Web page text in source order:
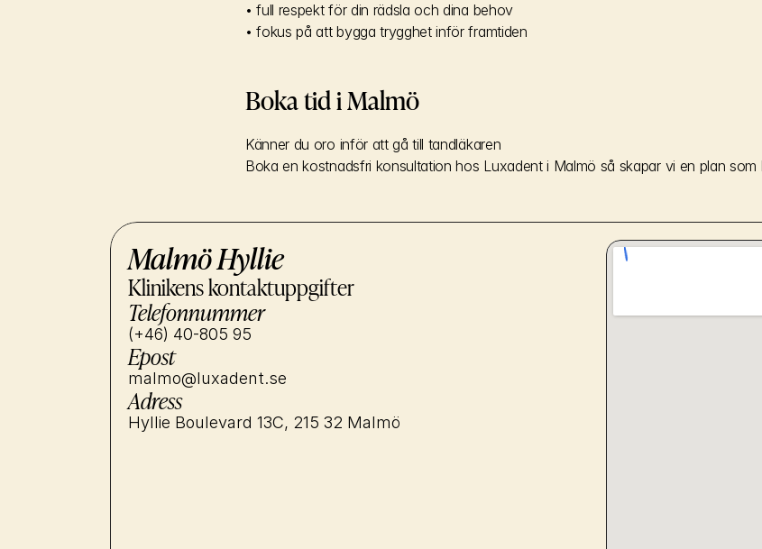
• full respekt för din rädsla och dina behov
• fokus på att bygga trygghet inför framtiden
Boka tid i Malmö
Känner du oro inför att gå till tandläkaren
Boka en kostnadsfri konsultation hos Luxadent i Malmö så skapar vi en plan
Malmö Hyllie
Klinikens kontaktuppgifter
Telefonnummer
(+46) 40-805 95
Epost
malmo@luxadent.se
Adress
Hyllie Boulevard 13C, 215 32 Malmö